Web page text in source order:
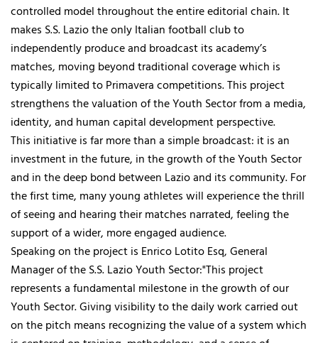
controlled model throughout the entire editorial chain. It
makes S.S. Lazio the only Italian football club to
independently produce and broadcast its academy’s
matches, moving beyond traditional coverage which is
typically limited to Primavera competitions. This project
strengthens the valuation of the Youth Sector from a media,
identity, and human capital development perspective.
This initiative is far more than a simple broadcast: it is an
investment in the future, in the growth of the Youth Sector
and in the deep bond between Lazio and its community. For
the first time, many young athletes will experience the thrill
of seeing and hearing their matches narrated, feeling the
support of a wider, more engaged audience.
Speaking on the project is Enrico Lotito Esq, General
Manager of the S.S. Lazio Youth Sector:"This project
represents a fundamental milestone in the growth of our
Youth Sector. Giving visibility to the daily work carried out
on the pitch means recognizing the value of a system which